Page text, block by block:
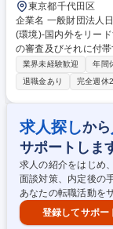
東京都千代田区
企業名 一般財団法人日本品質保証機構
(環境)‐国内外をリードする認証機関 仕事の
の審査及びそれに付
程の決定：審査をす
先・移動手段の手配等事前準備を始
審査当日の審査スケ
ます。また、審査前
3．審査：審査計画に
内容を受審企業に説
了後：審査実施後の
各種業務全般】 募集職種 【東京】ISO 14001審査員(環境)‐国内外をリー
ドする認証機関
業界未経験歓迎 年間
退職金あり
完全週休
求人探しから
サポートしま
求人の紹介をはじめ
面談対策、内定後の
あなたの転職活動を
登録してサポー